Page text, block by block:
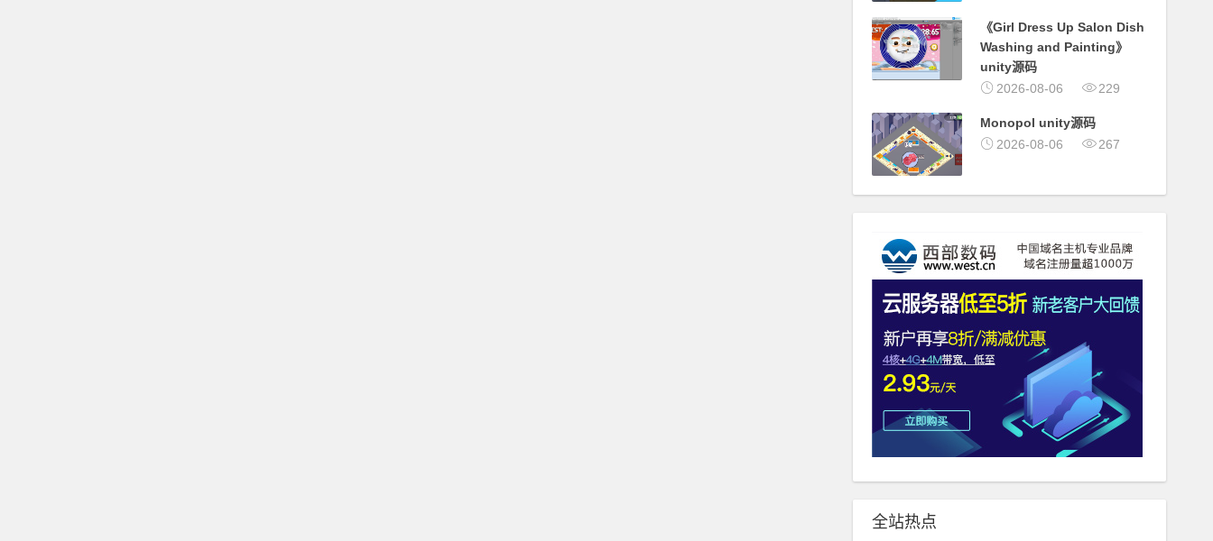
《Girl Dress Up Salon Dish
Washing and Painting》
unity源码
2026-08-06
229
Monopol unity源码
2026-08-06
267
全站热点